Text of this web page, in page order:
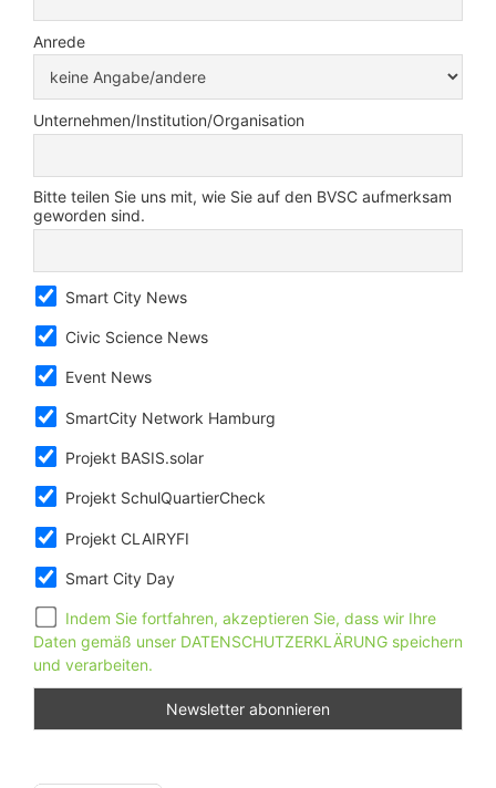
Anrede
Unternehmen/Institution/Organisation
Bitte teilen Sie uns mit, wie Sie auf den BVSC aufmerksam
geworden sind.
Smart City News
Civic Science News
Event News
SmartCity Network Hamburg
Projekt BASIS.solar
Projekt SchulQuartierCheck
Projekt CLAIRYFI
Smart City Day
Indem Sie fortfahren, akzeptieren Sie, dass wir Ihre
Daten gemäß unser DATENSCHUTZERKLÄRUNG speichern
und verarbeiten.